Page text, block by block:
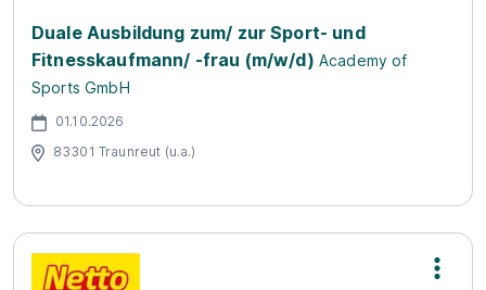
Duale Ausbildung zum/ zur Sport- und
Fitnesskaufmann/ -frau (m/w/d) Academy of
Sports GmbH
01.10.2026
83301 Traunreut (u.a.)